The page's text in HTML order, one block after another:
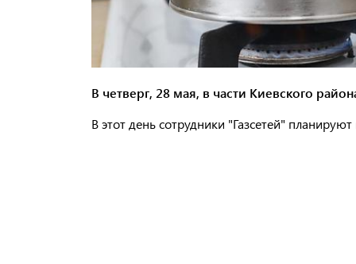
В четверг, 28 мая, в части Киевского
В этот день сотрудники "Газсетей"